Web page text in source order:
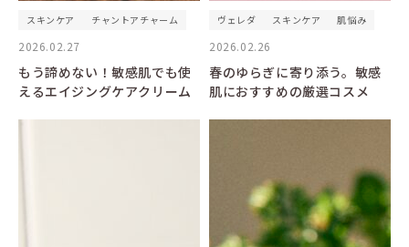
スキンケア チャントアチャーム
2026.02.27
もう諦めない！敏感肌でも使
えるエイジングケアクリーム
ヴェレダ スキンケア 肌悩み
2026.02.26
春のゆらぎに寄り添う。敏感
肌におすすめの厳選コスメ